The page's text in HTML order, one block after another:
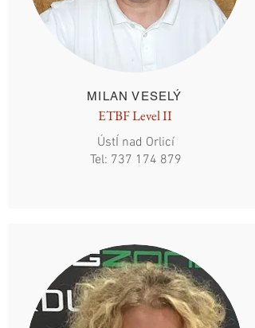
MILAN VESELÝ
ETBF Level II
ÚstÍ nad Orlicí
Tel: 737 174 879